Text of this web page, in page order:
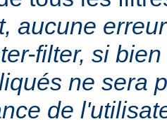
aucune
filter, si
ne sera
de